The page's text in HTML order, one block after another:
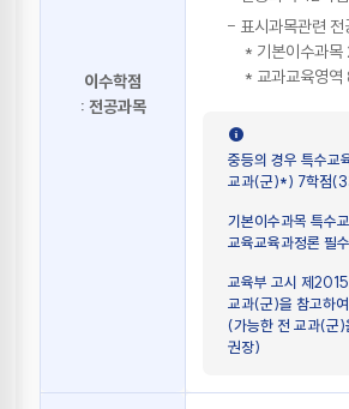
교직과정 승인인원 이내에서 교직과
선발한 후 교직과정 이수신청 현황
총장에게 제출하여야 한다.
⑤총장은 제4항의 교직과정 이수예정자
해당 학년도 말까지 교직과정 이수예
다만, 교직과정 신청기준 등을 충족하
교직과정 이수예정자로 확정하지 아
(교직과정 이수 포기)
교직과정 이수예정자로 선발된 학생
포기하고자 하는 경우에는 총장의
(결원에 대한 충원 등)
이수학점
: 전공과목
- 표시과목관련
* 기본이수과목
* 교과교육영
중등의 경우 특수교
교과(군)*) 7학점(3
기본이수과목 특수
교육교육과정론 필
교육부 고시 제
교과(군)을 참고하
(가능한 전 교과(군)
권장)